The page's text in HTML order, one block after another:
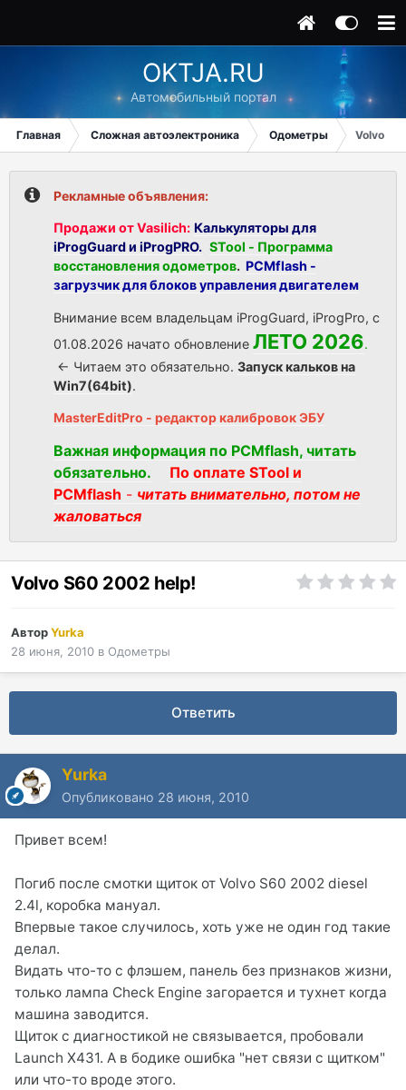
OKTJA.RU
Автомобильный портал
Главная Сложная автоэлектроника Одометры Volvo
Рекламные объявления:
Продажи от Vasilich: Калькуляторы для
iProgGuard и iProgPRO. STool - Программа
восстановления одометров. PCMflash -
загрузчик для блоков управления двигателем
Внимание всем владельцам iProgGuard, iProgPro, с
01.08.2026 начато обновление ЛЕТО 2026.
<- Читаем это обязательно. Запуск кальков на
Win7(64bit).
MasterEditPro - редактор калибровок ЭБУ
Важная информация по PCMflash, читать
обязательно.
По оплате STool и
PCMflash - читать внимательно, потом не
жаловаться
Volvo S60 2002 help!
АвторYurka
28 июня, 2010 в Одометры
Ответить
Yurka
Опубликовано 28 июня, 2010
Привет всем!
Погиб после смотки щиток от Volvo S60 2002 diesel
2.4l, коробка мануал.
Впервые такое случилось, хоть уже не один год такие
делал.
Видать что-то с флэшем, панель без признаков жизни,
только лампа Check Engine загорается и тухнет когда
машина заводится.
Щиток с диагностикой не связывается, пробовали
Launch X431. А в бодике ошибка "нет связи с щитком"
или что-то вроде этого.